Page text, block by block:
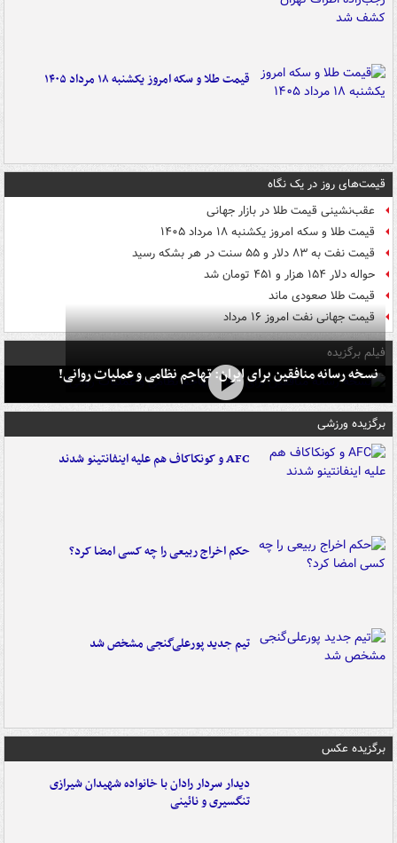
قیمت طلا و سکه امروز یکشنبه ۱۸ مرداد ۱۴۰۵
قیمت‌های روز در یک نگاه
عقب‌نشینی قیمت طلا در بازار جهانی
قیمت طلا و سکه امروز یکشنبه ۱۸ مرداد ۱۴۰۵
قیمت نفت به ۸۳ دلار و ۵۵ سنت در هر بشکه رسید
حواله دلار ۱۵۴ هزار و ۴۵۱ تومان شد
قیمت طلا صعودی ماند
قیمت جهانی نفت امروز ۱۶ مرداد
فیلم برگزیده
نسخه رسانه منافقین برای ایران: تهاجم نظامی و عملیات روانی!
برگزیده ورزشی
AFC و کونکاکاف هم علیه اینفانتینو شدند
حکم اخراج ربیعی را چه کسی امضا کرد؟
تیم جدید پورعلی‌گنجی مشخص شد
برگزیده عکس
دیدار سردار رادان با خانواده‌ شهیدان شیرازی
تنگسیری و نائینی